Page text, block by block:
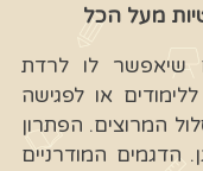
מעל הכל
שיאפשר לו לרדת
או לפגישה
המרוצים. הפתרון
הדגמים המודרניים